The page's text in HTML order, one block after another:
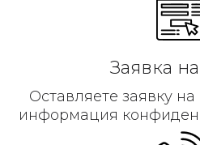
Заявка
Оставляете заявку
информация